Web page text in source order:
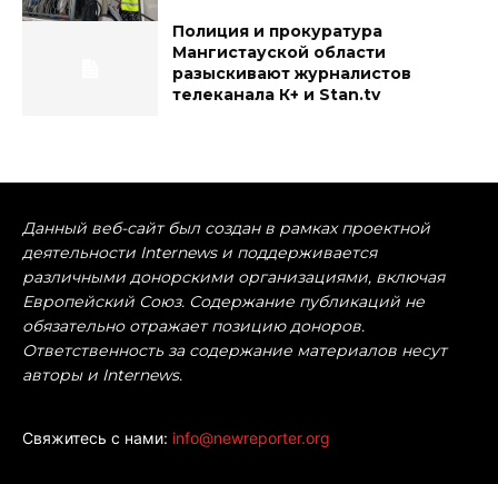
Полиция и прокуратура
Мангистауской области
разыскивают журналистов
телеканала К+ и Stan.tv
Данный веб-сайт был создан в рамках проектной
деятельности Internews и поддерживается
различными донорскими организациями, включая
Европейский Союз. Содержание публикаций не
обязательно отражает позицию доноров.
Ответственность за содержание материалов несут
авторы и Internews.
Свяжитесь с нами: info@newreporter.org